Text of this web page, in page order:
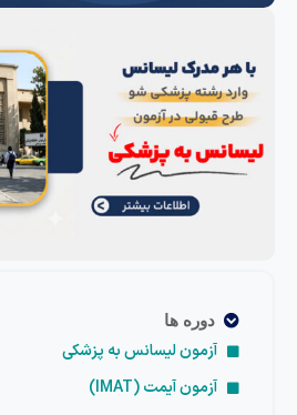
دوره ها
آزمون لیسانس به پزشکی
آزمون آیمت (IMAT)